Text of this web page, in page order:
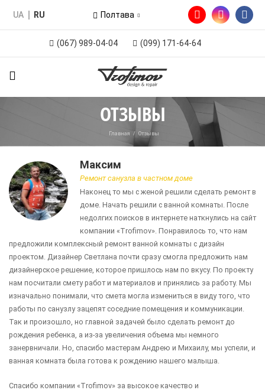
(067) 989-04-04 (099) 171-64-64
UA RU Полтава
ОТЗЫВЫ
Главная / Отзывы
Максим
Ремонт санузла в частном доме
Наконец то мы с женой решили сделать ремонт в
доме. Начать решили с ванной комнаты. После
недолгих поисков в интернете наткнулись на сайт
компании «Trofimov». Понравилось то, что нам
предложили комплексный ремонт ванной комнаты с дизайн
проектом. Дизайнер Светлана почти сразу смогла предложить нам
дизайнерское решение, которое пришлось нам по вкусу. По проекту
нам посчитали смету работ и материалов и принялись за работу. Мы
изначально понимали, что смета могла измениться в виду того, что
работы по санузлу зацепят соседние помещения и коммуникации.
Так и произошло, но главной задачей было сделать ремонт до
рождения ребенка, а из-за увеличения объема мы немного
занервничали. Но, спасибо мастерам Андрею и Михаилу, мы успели, и
ванная комната была готова к рождению нашего малыша.
Спасибо компании «Trofimov» за высокое качество и